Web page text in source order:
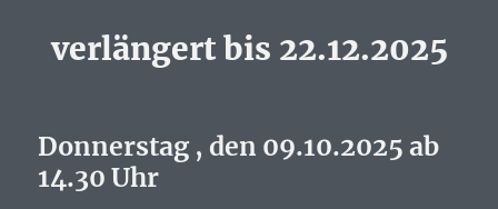
verlängert bis 22.12.2025
Donnerstag , den 09.10.2025 ab
14.30 Uhr